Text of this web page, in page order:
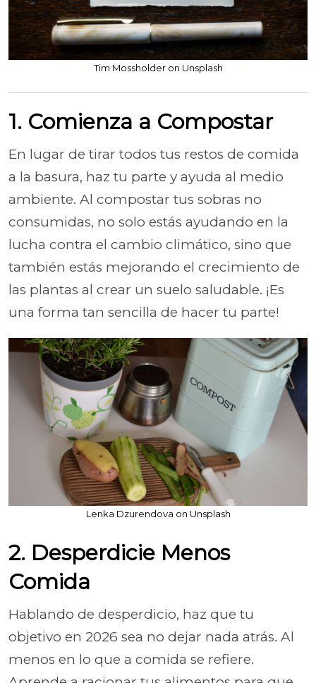
Tim Mossholder on Unsplash
1. Comienza a Compostar
En lugar de tirar todos tus restos de comida
a la basura, haz tu parte y ayuda al medio
ambiente. Al compostar tus sobras no
consumidas, no solo estás ayudando en la
lucha contra el cambio climático, sino que
también estás mejorando el crecimiento de
las plantas al crear un suelo saludable. ¡Es
una forma tan sencilla de hacer tu parte!
Lenka Dzurendova on Unsplash
2. Desperdicie Menos
Comida
Hablando de desperdicio, haz que tu
objetivo en 2026 sea no dejar nada atrás. Al
menos en lo que a comida se refiere.